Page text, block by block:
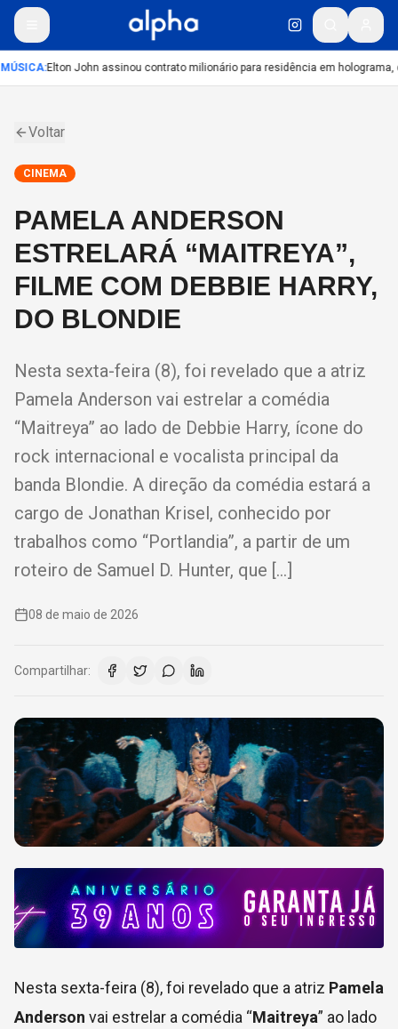
:Elton John assinou contrato milionário para residência em holograma,
Voltar
CINEMA
PAMELA ANDERSON
ESTRELARÁ “MAITREYA”,
FILME COM DEBBIE HARRY,
DO BLONDIE
Nesta sexta-feira (8), foi revelado que a atriz
Pamela Anderson vai estrelar a comédia
“Maitreya” ao lado de Debbie Harry, ícone do
rock internacional e vocalista principal da
banda Blondie. A direção da comédia estará a
cargo de Jonathan Krisel, conhecido por
trabalhos como “Portlandia”, a partir de um
roteiro de Samuel D. Hunter, que […]
08 de maio de 2026
Compartilhar:
Nesta sexta-feira (8), foi revelado que a atriz Pamela
Anderson vai estrelar a comédia “Maitreya” ao lado